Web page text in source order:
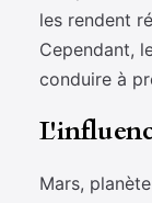
les rendent
Cependant,
conduire à
Mars,